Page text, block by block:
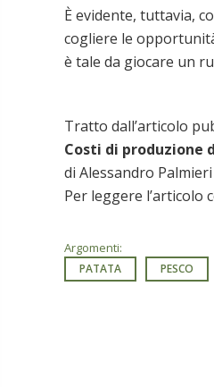
È evidente, tuttavia,
cogliere le
è tale da giocare un
Tratto dall’articolo
Costi di produzione
di Alessandro Palmieri
Per leggere l’articolo
Argomenti:
PATATA PESCO